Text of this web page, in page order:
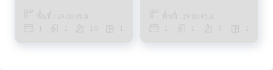
พื้นที่ : 29.00 ตร.ม.
10
พื้นที่ : 29.00 ตร.ม.
7